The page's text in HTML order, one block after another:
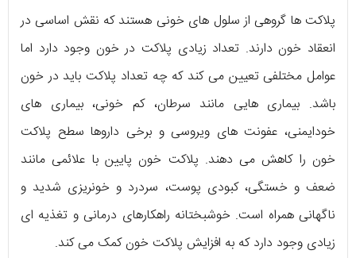
پلاکت ها گروهی از سلول های خونی هستند که نقش اساسی در
انعقاد خون دارند. تعداد زیادی پلاکت در خون وجود دارد اما
عوامل مختلفی تعیین می کند که چه تعداد پلاکت باید در خون
باشد. بیماری هایی مانند سرطان، کم خونی، بیماری های
خودایمنی، عفونت های ویروسی و برخی داروها سطح پلاکت
خون را کاهش می دهند. پلاکت خون پایین با علائمی مانند
ضعف و خستگی، کبودی پوست، سردرد و خونریزی شدید و
ناگهانی همراه است. خوشبختانه راهکارهای درمانی و تغذیه ای
زیادی وجود دارد که به افزایش پلاکت خون کمک می کند.